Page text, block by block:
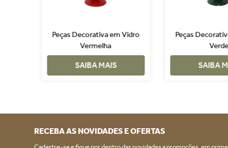
Peças Decorativa em Vidro
Vermelha
SAIBA MAIS
Peças
SAIBA
RECEBA AS NOVIDADES E OFERTAS